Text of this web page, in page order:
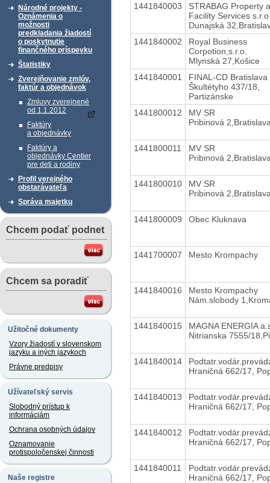
Národné projekty -
Oznámenia o
možnosti
predkladania žiadostí
o poskytnutie
finančného príspevku
Štatistiky
Zverejňovanie zmlúv,
faktúr a objednávok
Zmluvy zverejnené
od 1.1.2012
Faktúry
a objednávky
Faktúry a
objednávky Centier
pre deti a rodiny
Profil verejného
obstarávateľa
Správa majetku
Chcem podať podnet
Chcem sa poradiť
Užitočné dokumenty
Vzory žiadostí v slovenskom
jazyku a iných jazykoch
Právne predpisy
Užívateľský servis
Slobodný prístup k
informáciám
Ochrana osobných údajov
Oznamovanie
protispoločenskej činnosti
Naše registre
1441840003
STRABAG Property
Facility Services
Dunajská
1441840002
Royal Business
Corpotion,s.r.o.
Mlynská 27,Košice
1441840001
FINAL-CD Bratislava
Škultétyho 437/18,
Partizánske
1441800012
MV SR
Pribinová
1441800011
MV SR
Pribinová
1441800010
MV SR
Pribinová
1441800009 Obec Kluknava
1441700007 Mesto Krompachy
1441840016
Mesto Krompachy
Nám.slobody
1441840015
MAGNA ENERGIA
Nitrianska 7555/
1441840014
Hraničná 662/17,
1441840013
Hraničná 662/17,
1441840012
Hraničná 662/17,
1441840011
Hraničná 662/17,